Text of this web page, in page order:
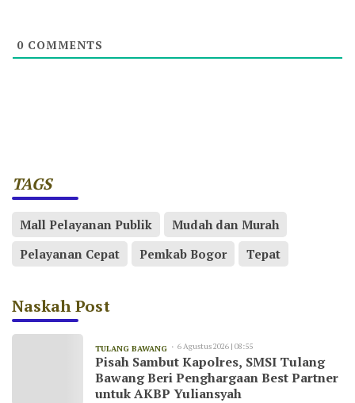
0 COMMENTS
TAGS
Mall Pelayanan Publik
Mudah dan Murah
Pelayanan Cepat
Pemkab Bogor Tepat
Naskah Post
TULANG BAWANG 6 Agustus 2026 | 08:55
Pisah Sambut Kapolres, SMSI Tulang
Bawang Beri Penghargaan Best Partner
untuk AKBP Yuliansyah